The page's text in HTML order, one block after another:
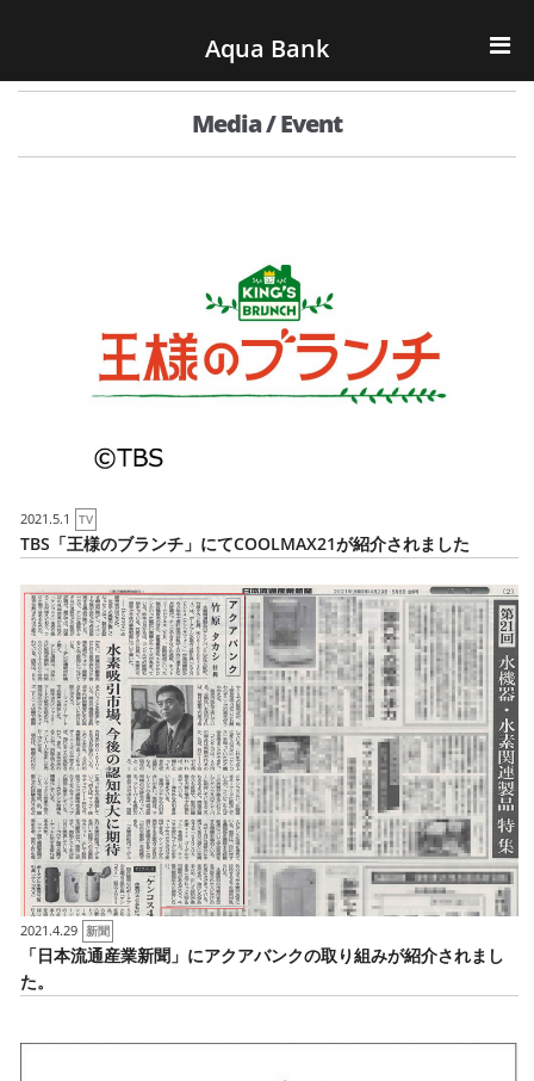
Aqua Bank
TOP
KENCOS・eye-cos
環境事業
会社概要
Media / Event
2021.5.1 TV
TBS「王様のブランチ」にてCOOLMAX21が紹介されました
2021.4.29 新聞
「日本流通産業新聞」にアクアバンクの取り組みが紹介されまし
た。